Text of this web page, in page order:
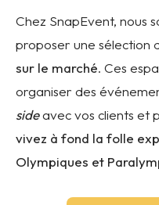
Chez SnapEvent, nous
proposer une sélection
sur le marché. Ces
organiser des
sideavec vos clients et
vivez à fond la folle
Olympiques et